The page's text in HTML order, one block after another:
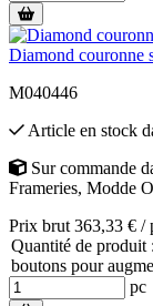
Diamond couronne
M040446
Article en stock
Sur commande
Frameries, Modde
Prix brut 363,33 € /
Quantité de produit
boutons pour
pc